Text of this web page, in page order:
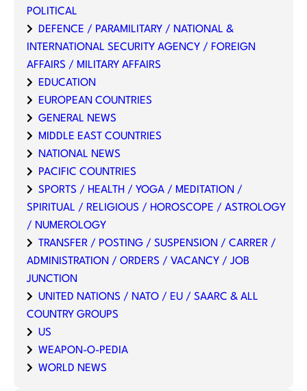
POLITICAL
DEFENCE / PARAMILITARY / NATIONAL &
INTERNATIONAL SECURITY AGENCY / FOREIGN
AFFAIRS / MILITARY AFFAIRS
EDUCATION
EUROPEAN COUNTRIES
GENERAL NEWS
MIDDLE EAST COUNTRIES
NATIONAL NEWS
PACIFIC COUNTRIES
SPORTS / HEALTH / YOGA / MEDITATION /
SPIRITUAL / RELIGIOUS / HOROSCOPE / ASTROLOGY
/ NUMEROLOGY
TRANSFER / POSTING / SUSPENSION / CARRER /
ADMINISTRATION / ORDERS / VACANCY / JOB
JUNCTION
UNITED NATIONS / NATO / EU / SAARC & ALL
COUNTRY GROUPS
US
WEAPON-O-PEDIA
WORLD NEWS